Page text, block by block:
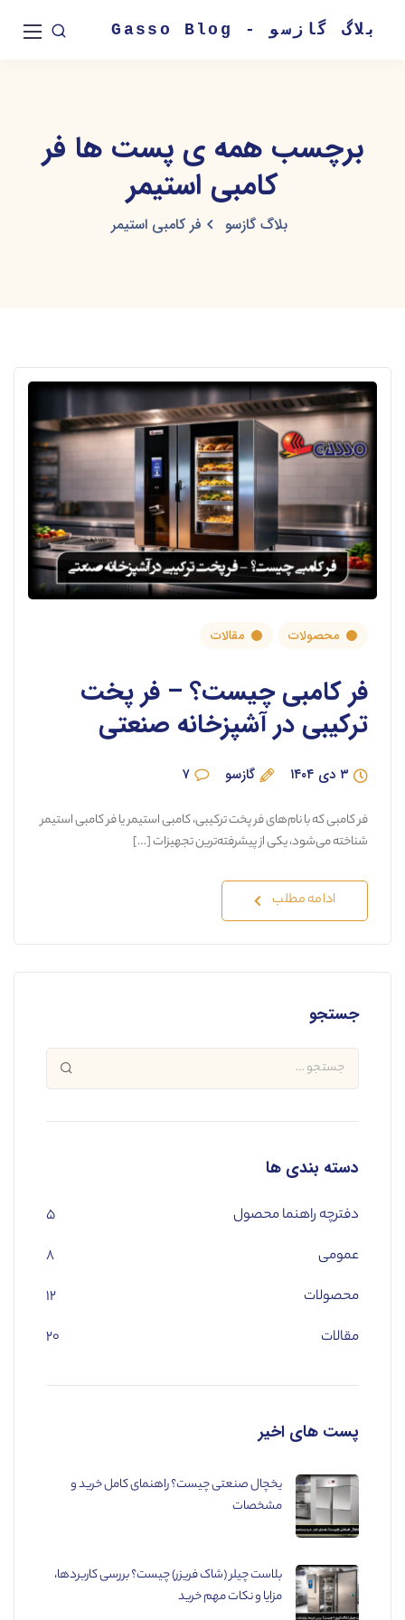
بلاگ گازسو - Gasso Blog
برچسب همه ی پست ها فر
کامبی استیمر
بلاگ گازسو فر کامبی استیمر
محصولات مقالات
فر کامبی چیست؟ – فر پخت
ترکیبی در آشپزخانه صنعتی
۳ دی ۱۴۰۴ گازسو ۷
فر کامبی که با نام‌های فر پخت ترکیبی، کامبی استیمر یا فر کامبی استیمر
شناخته می‌شود، یکی از پیشرفته‌ترین تجهیزات […]
ادامه مطلب
جستجو
دسته بندی ها
دفترچه راهنما محصول
۵
عمومی
۸
محصولات
۱۲
مقالات
۲۰
پست های اخیر
یخچال صنعتی چیست؟ راهنمای کامل خرید و
مشخصات
بلاست چیلر (شاک فریزر) چیست؟ بررسی کاربردها،
مزایا و نکات مهم خرید